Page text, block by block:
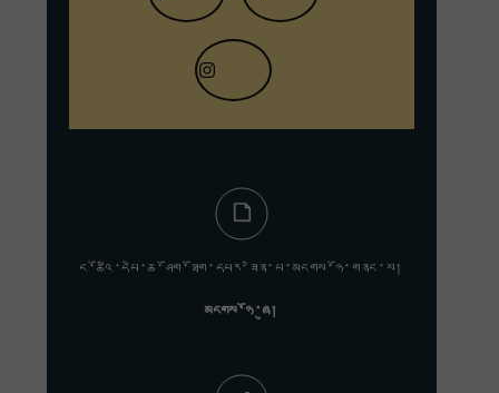
ང་ཚོའི་དཔེ་ཆ་ཤོག་ཐོག་དཔར་ཟིན་པ་མངགས་ཉོ་གནང་ས།
མངགས་ཉོ་ཞུ།